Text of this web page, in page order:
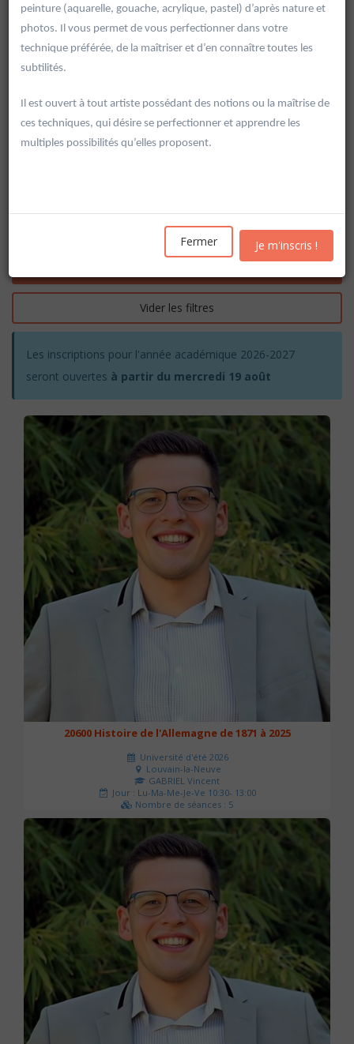
Vider les filtres
Les inscriptions pour l'année académique 2026-2027
seront ouvertes à partir du mercredi 19 août
20600 Histoire de l'Allemagne de 1871 à 2025
Université d'été 2026
Louvain-la-Neuve
GABRIEL Vincent
Jour : Lu-Ma-Me-Je-Ve 10:30- 13:00
Nombre de séances : 5
120 €
peinture (aquarelle, gouache, acrylique, pastel) d’après nature et
photos. Il vous permet de vous perfectionner dans votre
technique préférée, de la maîtriser et d’en connaître toutes les
subtilités.
Il est ouvert à tout artiste possédant des notions ou la maîtrise de
ces techniques, qui désire se perfectionner et apprendre les
multiples possibilités qu’elles proposent.
Fermer Je m'inscris !